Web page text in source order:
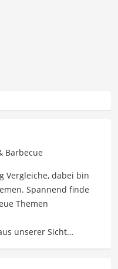
Barbecue
Vergleiche, dabei bin
Spannend finde
Themen
unserer Sicht